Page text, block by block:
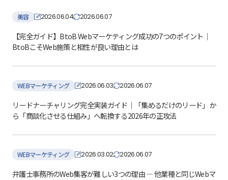
美容 2026.06.04 2026.06.07
【完全ガイド】BtoB Webマーケティング成功の7つのポイント｜
BtoBこそWeb施策と相性が良い理由とは
WEBマーケティング 2026.06.03 2026.06.07
リードナーチャリング完全実装ガイド｜「集めるだけのリード」か
ら「商談化させる仕組み」へ転換する2026年の正攻法
WEBマーケティング 2026.03.02 2026.06.07
弁護士事務所のWeb集客が難しい3つの理由 ― 他業種と同じWebマ